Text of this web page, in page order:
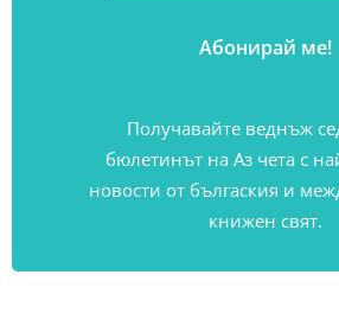
Получавайте веднъж
бюлетинът на Аз чета с
новости от бългаския и
книжен свят.